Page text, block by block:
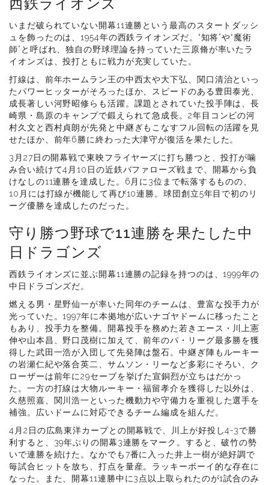
西鉄ライオンズ
いまだ破られていない開幕11連勝という最高のスタートダッシ
ュを飾ったのは、1954年の西鉄ライオンズだ。“知将”や“魔術
師”と呼ばれ、独自の野球理論を持っていた三原脩が率いたラ
イオンズは、投打ともに戦力が充実していた。
打線は、前年ホームラン王の中西太や大下弘、関口清治といっ
たパワーヒッターがそろったほか、スピードのある豊田泰光、
成長著しい河野昭修らも活躍。課題とされていた投手陣は、長
崎県・島原のキャンプで鍛えられて急成長。2年目コンビの河
村久文と西村貞朗が先発と中継ぎもこなすフル回転の活躍を見
せたほか、前年6勝に終わった大津守が復活を果たした。
3月27日の開幕戦で東映フライヤーズに打ち勝つと、投打が噛
み合い続けて4月10日の近鉄バファローズ戦まで、開幕から負
けなしの11連勝を達成した。6月に3位まで転落するものの、
10月には打線が機能して再び10連勝。球団創立5年目で初のリ
ーグ優勝を達成したのだった。
守り勝つ野球で11連勝を果たした中
日ドラゴンズ
西鉄ライオンズに並ぶ開幕11連勝の記録を持つのは、1999年の
中日ドラゴンズだ。
燃える男・星野仙一が率いた同年のチームは、豊富な投手力が
光っていた。1997年に本拠地が広いナゴヤドームに移ったこと
もあり、投手力を整備。開幕投手を務めた若きエース・川上憲
伸や山本昌、野口茂樹に加えて、前年のパ・リーグ最多勝を獲
得した武田一浩が入団して先発陣は盤石。中継ぎ陣もルーキー
の岩瀬仁紀や落合英二、サムソン・リーなど多彩にそろい、ク
ローザーは前年に29セーブを挙げた宣銅烈が立ちはだかっ
た。一方の打線は大物ルーキー・福留孝介を獲得した以外は、
久慈照嘉、関川浩一といった機動力や守備力を重視した選手を
補強。広いドームに対応できるチーム編成を組んだ。
4月2日の広島東洋カープとの開幕戦で、川上が好投し4-3で勝
利すると、39年ぶりの開幕3連勝をマーク。すると、破竹の勢
いで連勝を続けた。なかでも7番に入った井上一樹が絶好調で
毎試合ヒットを放ち、打点を量産。ラッキーボーイ的な存在に
なった。また、開幕11連勝中に3点以上取られたのが1試合のみ